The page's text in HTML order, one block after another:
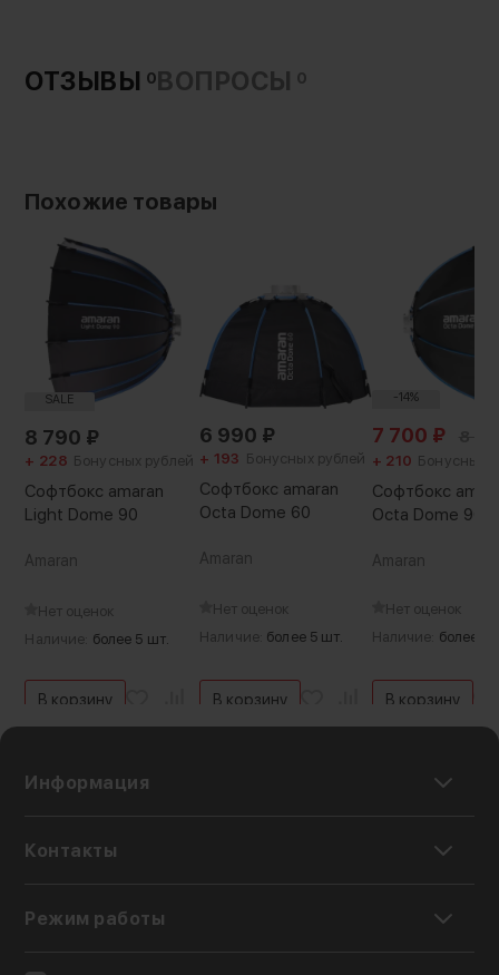
ОТЗЫВЫ 0ВОПРОСЫ 0
Похожие товары
SALE
8 790 ₽
+ 228 Бонусных рублей
Софтбокс amaran
Light Dome 90
Amaran
Нет оценок
Наличие: более 5 шт.
В корзину
6 990 ₽
+ 193 Бонусных рублей
Софтбокс amaran
Octa Dome 60
Amaran
Нет оценок
Наличие: более 5 шт.
В корзину
-14%
7 700 ₽
+ 210 Бонусных
Софтбокс
Octa Dome 90
Amaran
Нет оценок
Наличие: более 5
В корзину
Информация
Контакты
Режим работы